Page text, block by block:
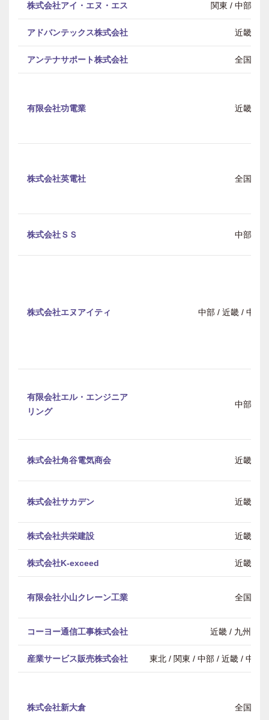
株式会社アイ・エヌ・エス 関東 / 中部 / 近
アドバンテックス株式会社 近畿
アンテナサポート株式会社 全国
有限会社功電業 近畿
株式会社英電社 全国
株式会社ＳＳ 中部
株式会社エヌアイティ 中部 / 近畿 / 中国
有限会社エル・エンジニア
リング
中部
株式会社角谷電気商会 近畿
株式会社サカデン 近畿
株式会社共栄建設 近畿
株式会社K-exceed 近畿
有限会社小山クレーン工業 全国
コーヨー通信工事株式会社 近畿 / 九州・
産業サービス販売株式会社 東北 / 関東 / 中部 / 近畿 / 中国
株式会社新大倉 全国